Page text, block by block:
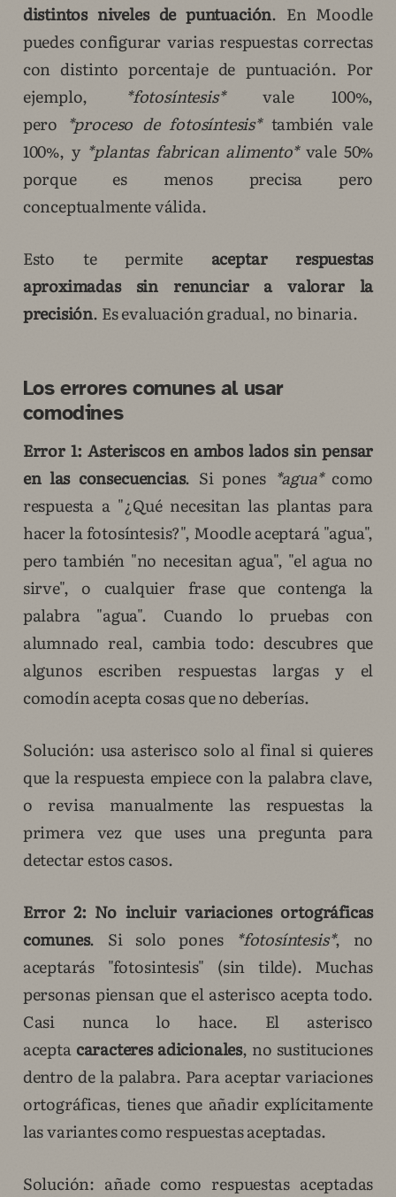
distintos niveles de puntuación. En Moodle
puedes configurar varias respuestas correctas
con distinto porcentaje de puntuación. Por
ejemplo,
*fotosíntesis*vale 100%,
pero *proceso de fotosíntesis*también vale
100%, y *plantas fabrican alimento*vale 50%
porque es menos precisa pero
conceptualmente válida.
Esto te permite aceptar respuestas
aproximadas sin renunciar a valorar la
precisión. Es evaluación gradual, no binaria.
Los errores comunes al usar
comodines
Error 1: Asteriscos en ambos lados sin pensar
en las consecuencias. Si pones *agua*como
respuesta a "¿Qué necesitan las plantas para
hacer la fotosíntesis?", Moodle aceptará "agua",
pero también "no necesitan agua", "el agua no
sirve", o cualquier frase que contenga la
palabra "agua". Cuando lo pruebas con
alumnado real, cambia todo: descubres que
algunos escriben respuestas largas y el
comodín acepta cosas que no deberías.
Solución: usa asterisco solo al final si quieres
que la respuesta empiece con la palabra clave,
o revisa manualmente las respuestas la
primera vez que uses una pregunta para
detectar estos casos.
Error 2: No incluir variaciones ortográficas
comunes. Si solo pones *fotosíntesis*, no
aceptarás "fotosintesis" (sin tilde). Muchas
personas piensan que el asterisco acepta todo.
Casi nunca lo hace. El asterisco
acepta caracteres adicionales, no sustituciones
dentro de la palabra. Para aceptar variaciones
ortográficas, tienes que añadir explícitamente
las variantes como respuestas aceptadas.
Solución: añade como respuestas aceptadas